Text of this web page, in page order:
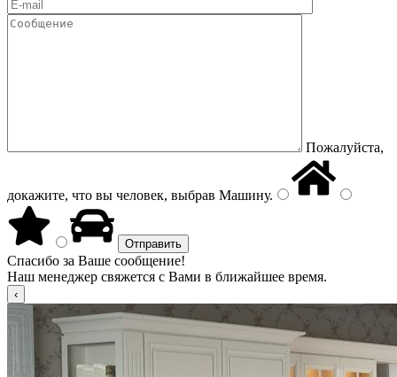
Пожалуйста,
докажите, что вы человек, выбрав Машину.
Спасибо за Ваше сообщение!
Наш менеджер свяжется с Вами в ближайшее время.